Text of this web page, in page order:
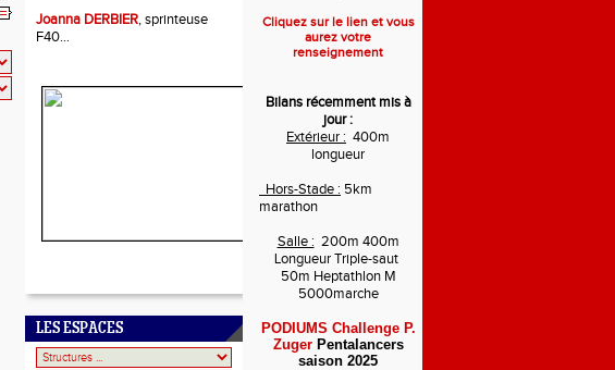
Joanna DERBIER, sprinteuse
F40...
LES ESPACES
Cliquez sur le lien et vous
aurez votre
renseignement
Bilans récemment mis à
jour :
Extérieur : 400m
longueur
Hors-Stade : 5km
marathon
Salle : 200m 400m
Longueur Triple-saut
50m Heptathlon M
5000marche
PODIUMS Challenge P.
ZugerPentalancers
saison 2025